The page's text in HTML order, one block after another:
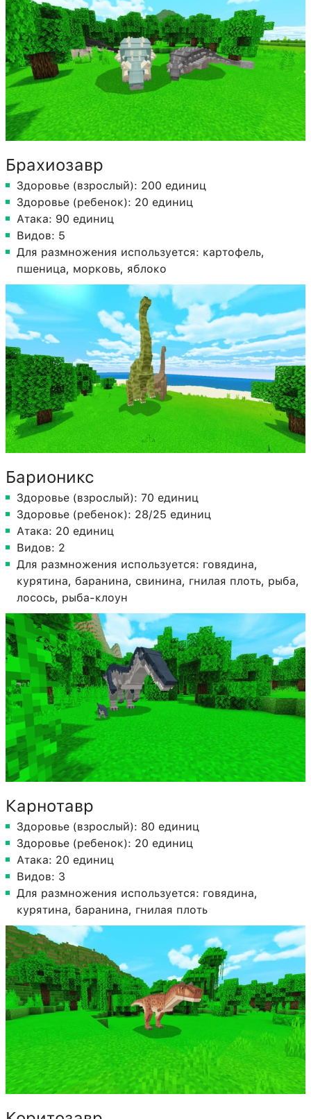
Брахиозавр
Здоровье (взрослый): 200 единиц
Здоровье (ребенок): 20 единиц
Атака: 90 единиц
Видов: 5
Для размножения используется: картофель,
пшеница, морковь, яблоко
Барионикс
Здоровье (взрослый): 70 единиц
Здоровье (ребенок): 28/25 единиц
Атака: 20 единиц
Видов: 2
Для размножения используется: говядина,
курятина, баранина, свинина, гнилая плоть, рыба,
лосось, рыба-клоун
Карнотавр
Здоровье (взрослый): 80 единиц
Здоровье (ребенок): 20 единиц
Атака: 20 единиц
Видов: 3
Для размножения используется: говядина,
курятина, баранина, гнилая плоть